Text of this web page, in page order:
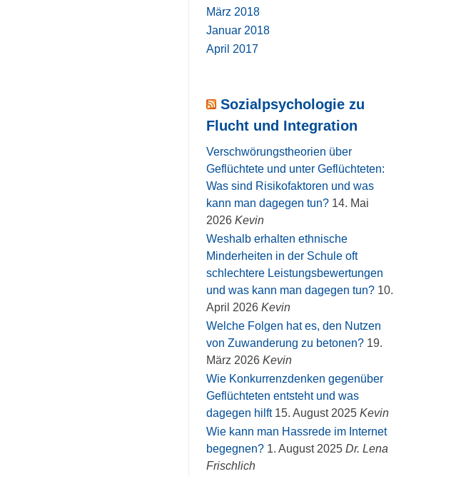
März 2018
Januar 2018
April 2017
Sozialpsychologie zu
Flucht und Integration
Verschwörungstheorien über
Geflüchtete und unter Geflüchteten:
Was sind Risikofaktoren und was
kann man dagegen tun? 14. Mai
2026 Kevin
Weshalb erhalten ethnische
Minderheiten in der Schule oft
schlechtere Leistungsbewertungen
und was kann man dagegen tun? 10.
April 2026 Kevin
Welche Folgen hat es, den Nutzen
von Zuwanderung zu betonen? 19.
März 2026 Kevin
Wie Konkurrenzdenken gegenüber
Geflüchteten entsteht und was
dagegen hilft 15. August 2025 Kevin
Wie kann man Hassrede im Internet
begegnen? 1. August 2025 Dr. Lena
Frischlich